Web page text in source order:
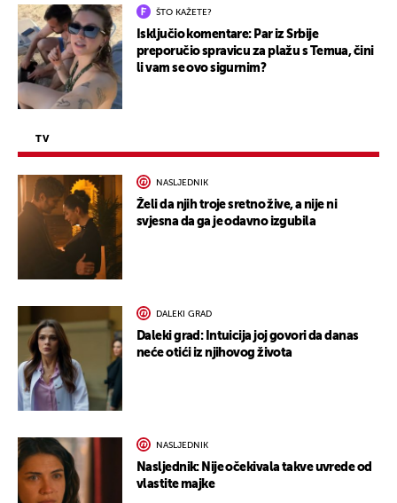
ŠTO KAŽETE?
Isključio komentare: Par iz Srbije
preporučio spravicu za plažu s Temua, čini
li vam se ovo sigurnim?
TV
NASLJEDNIK
Želi da njih troje sretno žive, a nije ni
svjesna da ga je odavno izgubila
DALEKI GRAD
Daleki grad: Intuicija joj govori da danas
neće otići iz njihovog života
NASLJEDNIK
Nasljednik: Nije očekivala takve uvrede od
vlastite majke